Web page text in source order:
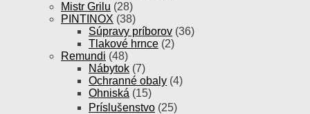
Mistr Grilu (28)
PINTINOX (38)
Súpravy príborov (36)
Tlakové hrnce (2)
Remundi (48)
Nábytok (7)
Ochranné obaly (4)
Ohniská (15)
Príslušenstvo (25)